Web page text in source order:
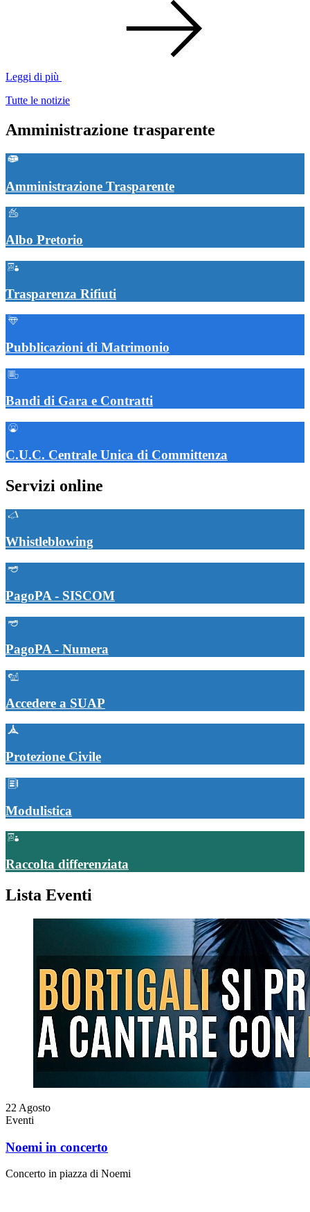
Leggi di più
Tutte le notizie
Amministrazione trasparente
Amministrazione Trasparente
Albo Pretorio
Trasparenza Rifiuti
Pubblicazioni di Matrimonio
Bandi di Gara e Contratti
C.U.C. Centrale Unica di Committenza
Servizi online
Whistleblowing
PagoPA - SISCOM
PagoPA - Numera
Accedere a SUAP
Protezione Civile
Modulistica
Raccolta differenziata
Lista Eventi
22 Agosto
Eventi
Noemi in concerto
Concerto in piazza di Noemi